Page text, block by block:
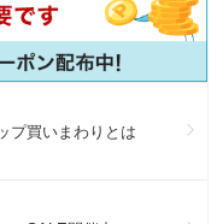
プ買いまわりとは